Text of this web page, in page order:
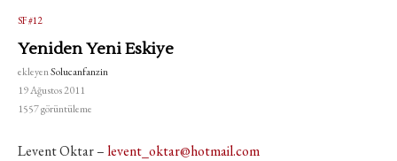
SF #12
Yeniden Yeni Eskiye
ekleyenSolucanfanzin
19 Ağustos 2011
1557görüntüleme
Levent Oktar – levent_oktar@hotmail.com